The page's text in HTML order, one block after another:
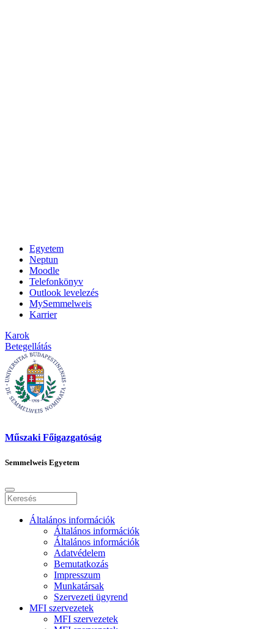
Egyetem
Neptun
Moodle
Telefonkönyv
Outlook levelezés
MySemmelweis
Karrier
Karok
Betegellátás
Műszaki Főigazgatóság
Semmelweis Egyetem
Általános információk
Általános információk
Általános információk
Adatvédelem
Bemutatkozás
Impresszum
Munkatársak
Szervezeti ügyrend
MFI szervezetek
MFI szervezetek